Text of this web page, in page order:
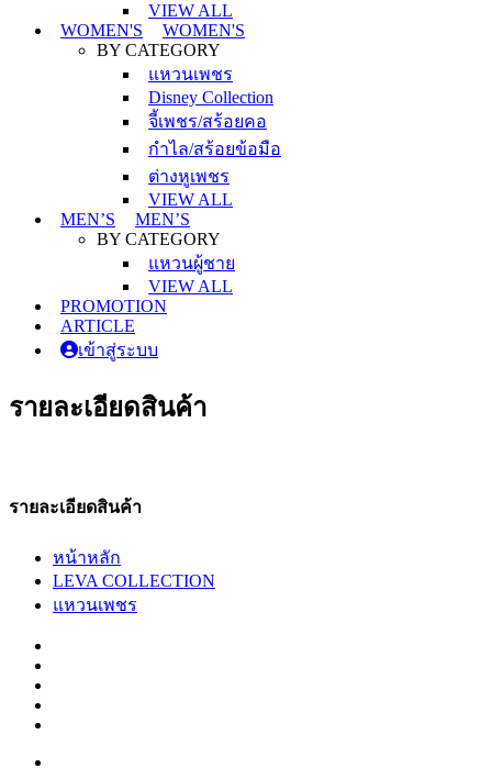
VIEW ALL
WOMEN'S
WOMEN'S
BY CATEGORY
แหวนเพชร
Disney Collection
จี้เพชร/สร้อยคอ
กำไล/สร้อยข้อมือ
ต่างหูเพชร
VIEW ALL
MEN’S
MEN’S
BY CATEGORY
แหวนผู้ชาย
VIEW ALL
PROMOTION
ARTICLE
เข้าสู่ระบบ
รายละเอียดสินค้า
รายละเอียดสินค้า
หน้าหลัก
LEVA COLLECTION
แหวนเพชร